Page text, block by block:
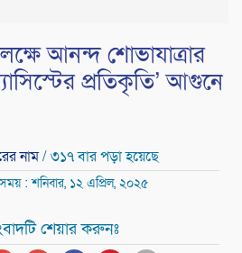
আনন্দ শোভাযাত্রার
প্রতিকৃতি’ আগুনে
নাম/ ৩১৭ বার পড়া হয়েছে
: শনিবার, ১২ এপ্রিল, ২০২৫
শেয়ার করুনঃ